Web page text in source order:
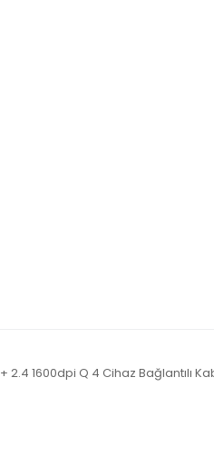
+ 2.4 1600dpi Q 4 Cihaz Bağlantılı